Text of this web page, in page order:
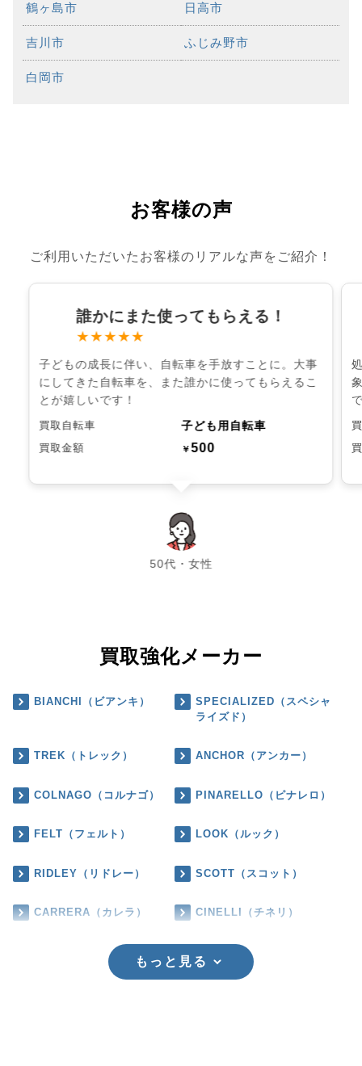
鶴ヶ島市 日高市
吉川市 ふじみ野市
白岡市
お客様の声
ご利用いただいたお客様のリアルな声をご紹介！
誰かにまた使ってもらえる！
★★★★★
子どもの成長に伴い、自転車を手放すことに。大事
にしてきた自転車を、また誰かに使ってもらえるこ
とが嬉しいです！
買取自転車 子ども用自転車
買取金額 ￥500
50代・女性
chevron_left chevron_right
買取強化メーカー
BIANCHI（ビアンキ）
SPECIALIZED（スペシャ
ライズド）
TREK（トレック） ANCHOR（アンカー）
COLNAGO（コルナゴ） PINARELLO（ピナレロ）
FELT（フェルト） LOOK（ルック）
RIDLEY（リドレー） SCOTT（スコット）
CARRERA（カレラ） CINELLI（チネリ）
もっと見る